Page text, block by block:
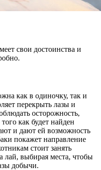
свои достоинства и
как в одиночку, так и
перекрыть лазы и
осторожность,
как будет найден
и дают ей возможность
покажет направление
стоит занять
лай, выбирая места, чтобы
добычи.